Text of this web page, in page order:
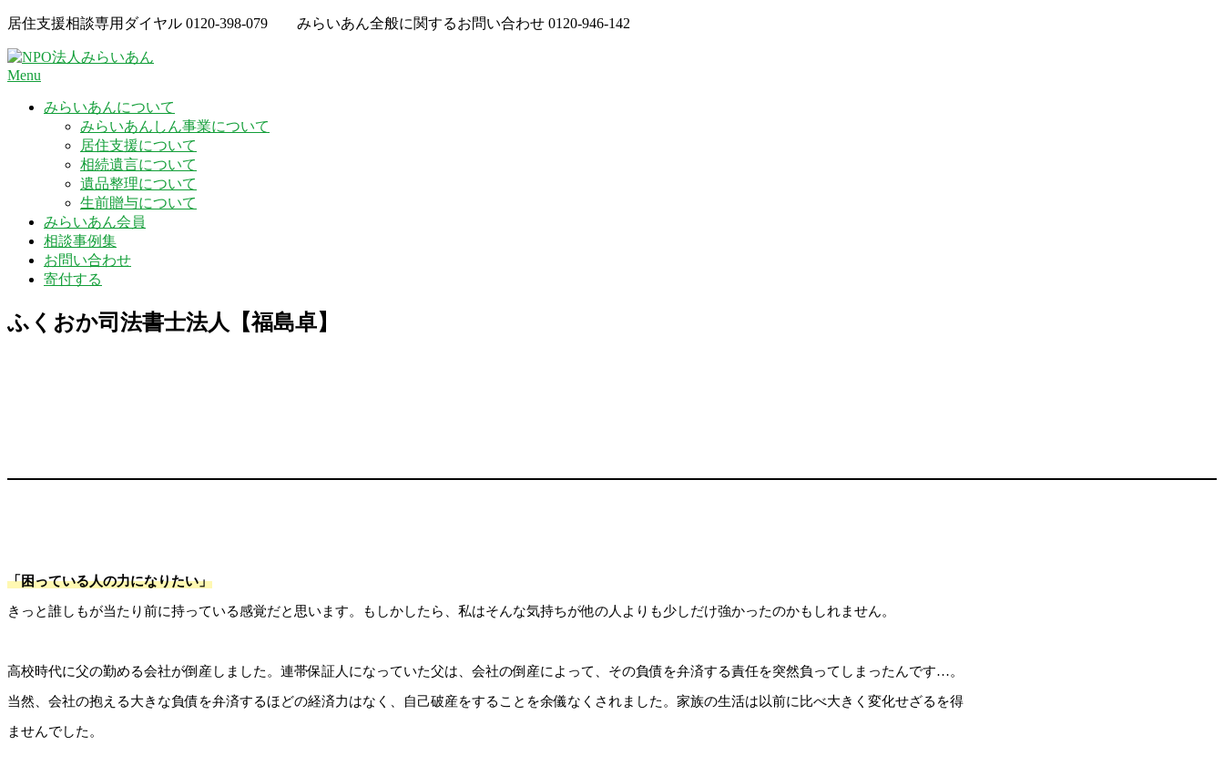
Skip
content
居住支援相談専用ダイヤル 0120-398-079 みらいあん全般に関するお問い合わせ 0120-946-142
Menu
みらいあんについて
みらいあんしん事業について
居住支援について
相続遺言について
遺品整理について
生前贈与について
みらいあん会員
相談事例集
お問い合わせ
寄付する
ふくおか司法書士法人【福島卓】
「困っている人の力になりたい」
きっと誰しもが当たり前に持っている感覚だと思います。もしかしたら、私はそんな気持ちが他の人よりも少しだけ強かったのかもしれません。
高校時代に父の勤める会社が倒産しました。連帯保証人になっていた父は、会社の倒産によって、その負債を弁済する責任を突然負ってしまったんです…。
当然、会社の抱える大きな負債を弁済するほどの経済力はなく、自己破産をすることを余儀なくされました。家族の生活は以前に比べ大きく変化せざるを得
ませんでした。